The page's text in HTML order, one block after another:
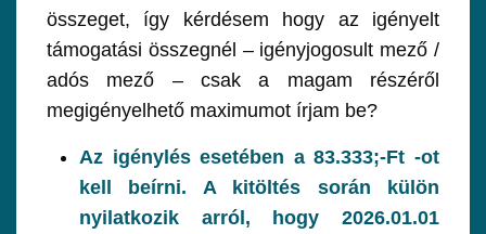
összeget, így kérdésem hogy az igényelt
támogatási összegnél – igényjogosult mező /
adós mező – csak a magam részéről
megigényelhető maximumot írjam be?
Az igénylés esetében a 83.333;-Ft -ot
kell beírni. A kitöltés során külön
nyilatkozik arról, hogy 2026.01.01